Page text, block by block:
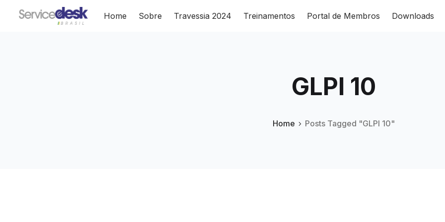
Home Sobre Travessia 2024 Treinamentos Portal de Membros Downloads
GLPI 10
Home Posts Tagged "GLPI 10"